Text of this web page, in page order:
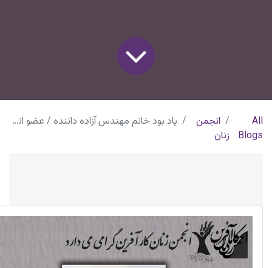
All
Blogs
انجمن
زنان
یاد بود خانم مهندس آزاده داننده / عضو انجمن زنان کارآفرین